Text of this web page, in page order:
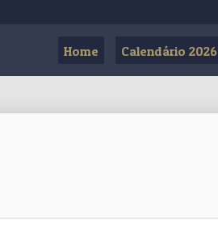
Home Calendário 2026